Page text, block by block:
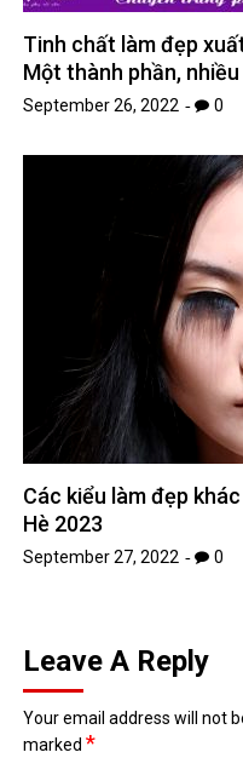
Tinh chất làm đẹp
Một thành phần,
September 26, 2022 0
Các kiểu làm đẹp
Hè 2023
September 27, 2022 0
Leave A Reply
Your email address will not
marked*